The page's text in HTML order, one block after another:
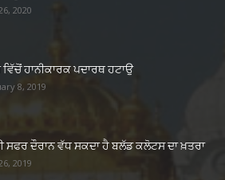
2020
ਹਾਨੀਕਾਰਕ ਪਦਾਰਥ ਹਟਾਉ
8, 2019
ਸਫਰ ਦੌਰਾਨ ਵੱਧ ਸਕਦਾ ਹੈ ਬਲੱਡ ਕਲੋਟਸ ਦਾ ਖ਼ਤਰਾ
2019